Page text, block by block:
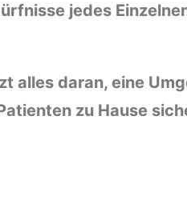
jedes
alles daran, eine
zu Hause